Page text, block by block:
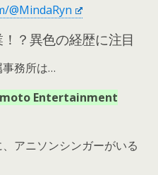
@MindaRyn
？異色の経歴に注目
務所は…
Entertainment
アニソンシンガーがいる